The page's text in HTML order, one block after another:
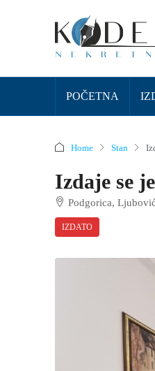
POČETNA
Home Stan
Izdaje se
Podgorica, Ljubović
IZDATO